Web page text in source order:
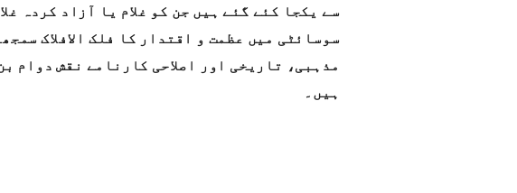
سے یکجا کئے گئے ہیں جن کو غلام یا آزاد کردہ
سوسائٹی میں عظمت و اقتدار کا فلک الافلاک
مذہبی، تاریخی اور اصلاحی کارنامے نقش دوام
ہیں۔